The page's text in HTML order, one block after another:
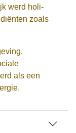
werd holi-
zoals
als een